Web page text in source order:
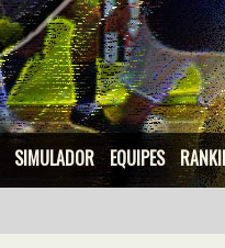
SIMULADOR EQUIPES